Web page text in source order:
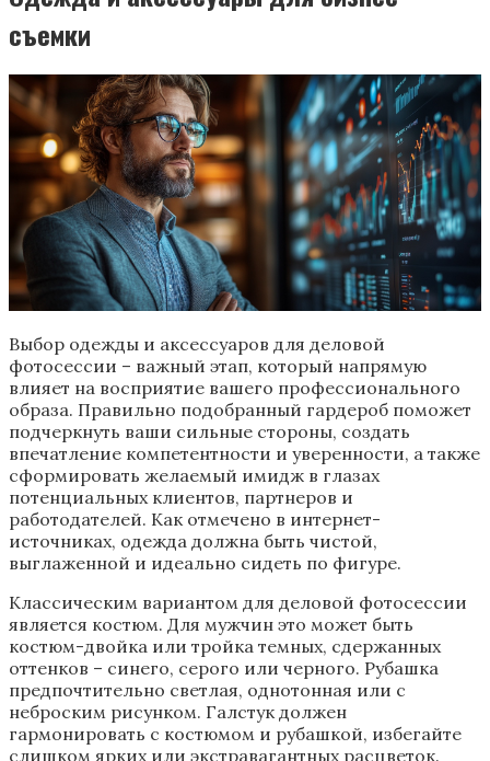
съемки
Выбор одежды и аксессуаров для деловой
фотосессии – важный этап, который напрямую
влияет на восприятие вашего профессионального
образа. Правильно подобранный гардероб поможет
подчеркнуть ваши сильные стороны, создать
впечатление компетентности и уверенности, а также
сформировать желаемый имидж в глазах
потенциальных клиентов, партнеров и
работодателей. Как отмечено в интернет-
источниках, одежда должна быть чистой,
выглаженной и идеально сидеть по фигуре.
Классическим вариантом для деловой фотосессии
является костюм. Для мужчин это может быть
костюм-двойка или тройка темных, сдержанных
оттенков – синего, серого или черного. Рубашка
предпочтительно светлая, однотонная или с
неброским рисунком. Галстук должен
гармонировать с костюмом и рубашкой, избегайте
слишком ярких или экстравагантных расцветок.